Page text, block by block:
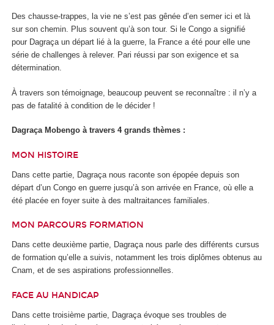
Des chausse-trappes, la vie ne s’est pas gênée d’en semer ici et là
sur son chemin. Plus souvent qu’à son tour. Si le Congo a signifié
pour Dagraça un départ lié à la guerre, la France a été pour elle une
série de challenges à relever. Pari réussi par son exigence et sa
détermination.
À travers son témoignage, beaucoup peuvent se reconnaître : il n’y a
pas de fatalité à condition de le décider !
Dagraça Mobengo à travers 4 grands thèmes :
MON HISTOIRE
Dans cette partie, Dagraça nous raconte son épopée depuis son
départ d’un Congo en guerre jusqu’à son arrivée en France, où elle a
été placée en foyer suite à des maltraitances familiales.
MON PARCOURS FORMATION
Dans cette deuxième partie, Dagraça nous parle des différents cursus
de formation qu’elle a suivis, notamment les trois diplômes obtenus au
Cnam, et de ses aspirations professionnelles.
FACE AU HANDICAP
Dans cette troisième partie, Dagraça évoque ses troubles de